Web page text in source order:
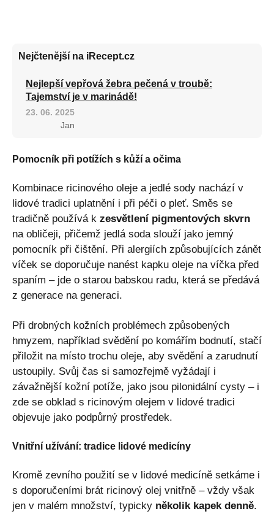
Nejčtenější na iRecept.cz
Nejlepší vepřová žebra pečená v troubě:
Tajemství je v marinádě!
23. 06. 2025
Jan
Pomocník při potížích s kůží a očima
Kombinace ricinového oleje a jedlé sody nachází v
lidové tradici uplatnění i při péči o pleť. Směs se
tradičně používá k zesvětlení pigmentových skvrn
na obličeji, přičemž jedlá soda slouží jako jemný
pomocník při čištění. Při alergiích způsobujících zánět
víček se doporučuje nanést kapku oleje na víčka před
spaním – jde o starou babskou radu, která se předává
z generace na generaci.
Při drobných kožních problémech způsobených
hmyzem, například svědění po komářím bodnutí, stačí
přiložit na místo trochu oleje, aby svědění a zarudnutí
ustoupily. Svůj čas si samozřejmě vyžádají i
závažnější kožní potíže, jako jsou pilonidální cysty – i
zde se obklad s ricinovým olejem v lidové tradici
objevuje jako podpůrný prostředek.
Vnitřní užívání: tradice lidové medicíny
Kromě zevního použití se v lidové medicíně setkáme i
s doporučeními brát ricinový olej vnitřně – vždy však
jen v malém množství, typicky několik kapek denně.